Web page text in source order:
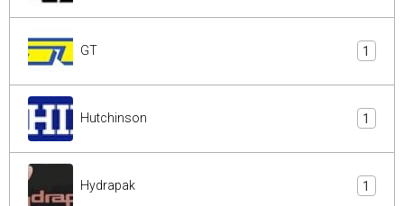
GT 1
Hutchinson 1
Hydrapak 1